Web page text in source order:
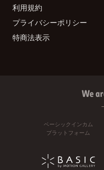
利用規約
プライバシーポリシー
特商法表示
We
ベーシックインカム
プラットフォーム